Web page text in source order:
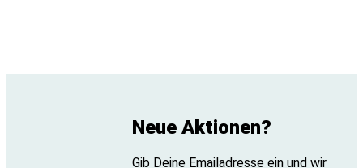
Neue Aktionen?
Gib Deine Emailadresse ein und wir